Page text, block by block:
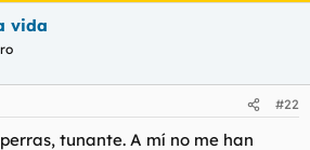
vida
#22
tunante. A mí no me han